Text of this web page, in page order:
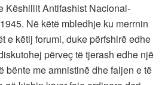
Këshillit Antifashist Nacional-
Në këtë mbledhje ku merrnin
e këtij forumi, duke përfshirë edhe
përveç të tjerash edhe një
bënte me amnistinë dhe faljen e të